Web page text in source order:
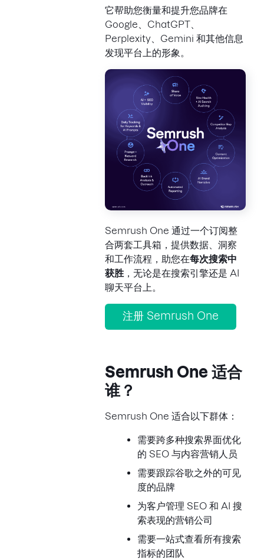
它帮助您衡量和提升您品牌在
Google、ChatGPT、
Perplexity、Gemini 和其他信息
发现平台上的形象。
Semrush One 通过一个订阅整
合两套工具箱，提供数据、洞察
和工作流程，助您在每次搜索中
获胜 ，无论是在搜索引擎还是 AI
聊天平台上。
注册 Semrush One
Semrush One 适合
谁？
Semrush One 适合以下群体：
需要跨多种搜索界面优化
的 SEO 与内容营销人员
需要跟踪谷歌之外的可见
度的品牌
为客户管理 SEO 和 AI 搜
索表现的营销公司
需要一站式查看所有搜索
指标的团队